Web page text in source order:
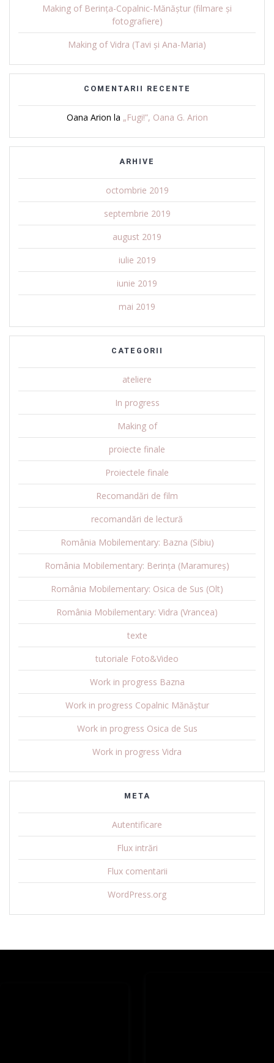
Making of Berința-Copalnic-Mănăștur (filmare și
fotografiere)
Making of Vidra (Tavi și Ana-Maria)
COMENTARII RECENTE
Oana Arion la „Fugi!”, Oana G. Arion
ARHIVE
octombrie 2019
septembrie 2019
august 2019
iulie 2019
iunie 2019
mai 2019
CATEGORII
ateliere
In progress
Making of
proiecte finale
Proiectele finale
Recomandări de film
recomandări de lectură
România Mobilementary: Bazna (Sibiu)
România Mobilementary: Berința (Maramureș)
România Mobilementary: Osica de Sus (Olt)
România Mobilementary: Vidra (Vrancea)
texte
tutoriale Foto&Video
Work in progress Bazna
Work in progress Copalnic Mănăștur
Work in progress Osica de Sus
Work in progress Vidra
META
Autentificare
Flux intrări
Flux comentarii
WordPress.org